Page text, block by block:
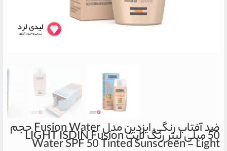
ضد آفتاب رنگی ایزدین مدل Fusion Water حجم 50 میلی لیتر رنگ لایت LIGHT ISDIN Fusion
Water SPF 50 Tinted Sunscreen - Light